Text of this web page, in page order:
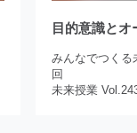
目的意識と
みんなでつく
回
未来授業